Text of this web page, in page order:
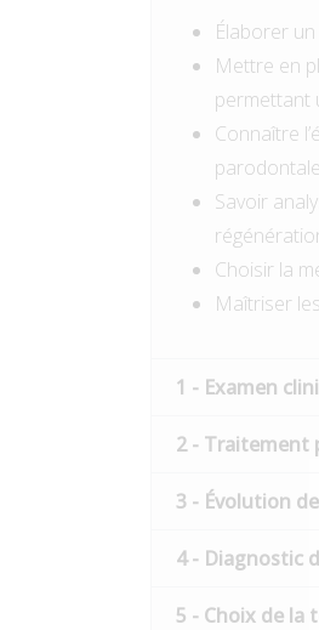
Élaborer
Mettre en
permettant
Connaître
parodontale
Savoir
Choisir la
Maîtriser
1 - Examen
2 - Traitement
3 - Évolution
4 - Diagnostic
5 - Choix de la